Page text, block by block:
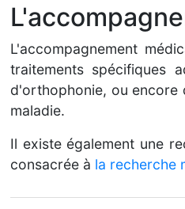
L'accompagnement
traitements spécifiques
d'orthophonie, ou encore
maladie.
Il existe également une
consacrée à la recherche